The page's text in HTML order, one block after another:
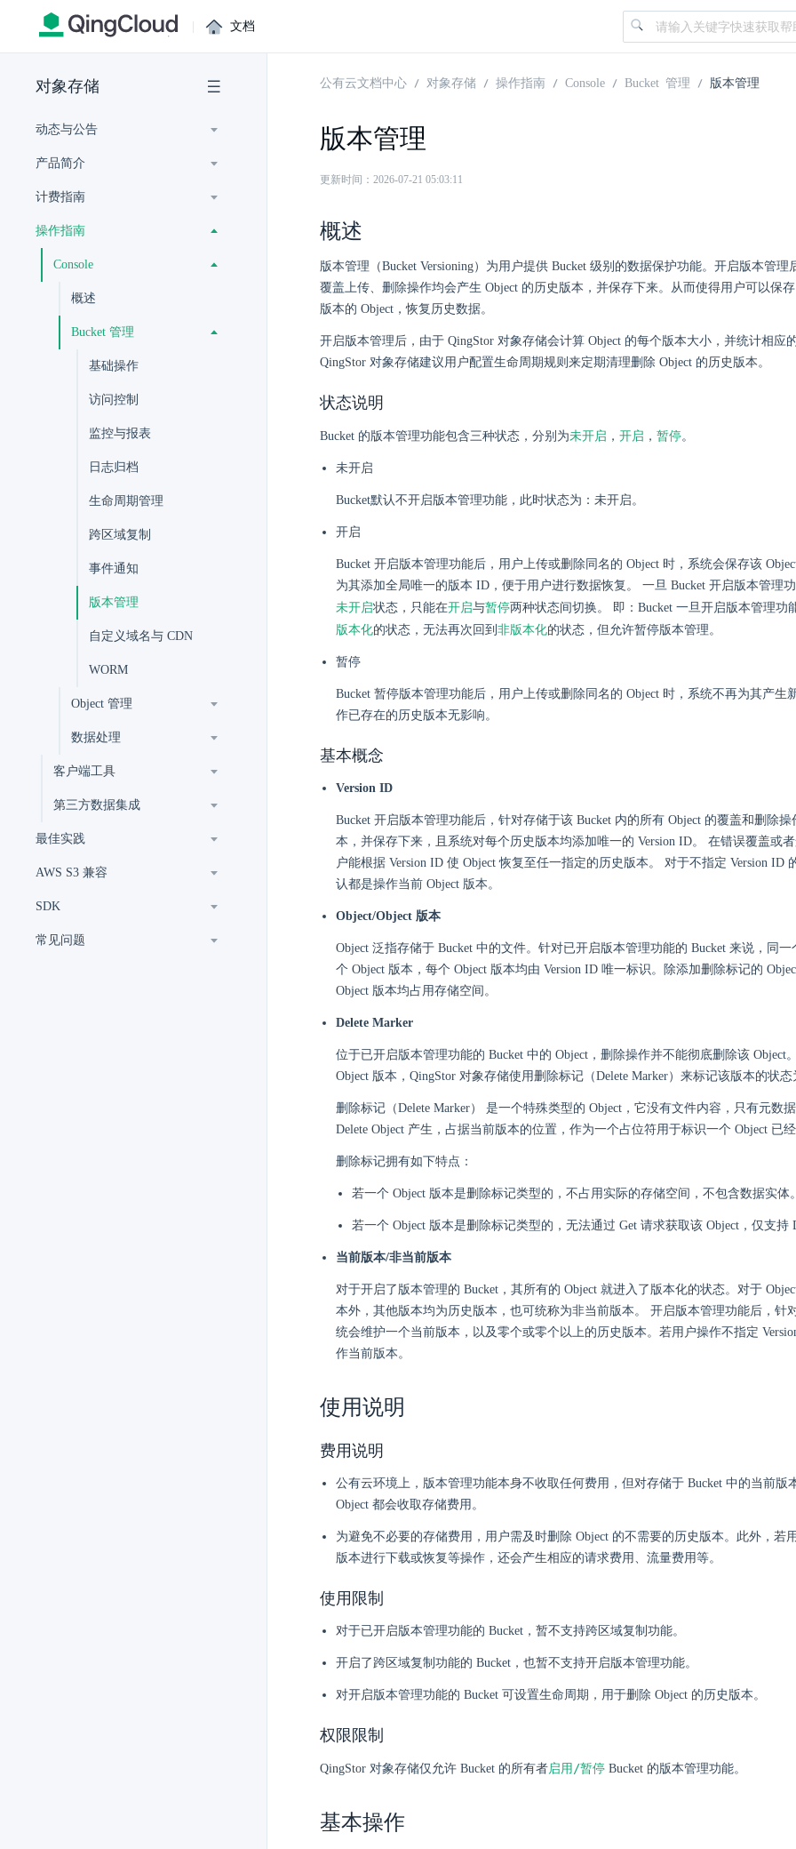
| 文档
对象存储
动态与公告
产品简介
计费指南
操作指南
Console
概述
Bucket 管理
基础操作
访问控制
监控与报表
日志归档
生命周期管理
跨区域复制
事件通知
版本管理
自定义域名与 CDN
WORM
Object 管理
数据处理
客户端工具
第三方数据集成
最佳实践
AWS S3 兼容
SDK
常见问题
公有云文档中心 对象存储 操作指南 Console Bucket 管理 版本管理
版本管理
更新时间：2026-07-21 05:03:11
概述
版本管理（Bucket Versioning）为用户提供 Bucket 级别的数据保护功能。开启版本管理
覆盖上传、删除操作均会产生 Object 的历史版本，并保存下来。从而使得用户可以保
版本的 Object，恢复历史数据。
开启版本管理后，由于 QingStor 对象存储会计算 Object 的每个版本大小，并统计相应
QingStor 对象存储建议用户配置生命周期规则来定期清理删除 Object 的历史版本。
状态说明
Bucket 的版本管理功能包含三种状态，分别为未开启 ， 开启 ， 暂停。
未开启
Bucket默认不开启版本管理功能，此时状态为：未开启。
开启
Bucket 开启版本管理功能后，用户上传或删除同名的 Object 时，系统会保存该
为其添加全局唯一的版本 ID，便于用户进行数据恢复。 一旦 Bucket 开启版本管理
未开启状态，只能在开启与暂停两种状态间切换。 即：Bucket 一旦开启版本管理功
版本化的状态，无法再次回到 非版本化的状态，但允许暂停版本管理。
暂停
Bucket 暂停版本管理功能后，用户上传或删除同名的 Object 时，系统不再为其产生
作已存在的历史版本无影响。
基本概念
Version ID
Bucket 开启版本管理功能后，针对存储于该 Bucket 内的所有 Object 的覆盖和删除
本，并保存下来，且系统对每个历史版本均添加唯一的 Version ID。 在错误覆盖或
户能根据 Version ID 使 Object 恢复至任一指定的历史版本。 对于不指定 Version ID
认都是操作当前 Object 版本。
Object/Object 版本
Object 泛指存储于 Bucket 中的文件。针对已开启版本管理功能的 Bucket 来说，同一
个 Object 版本，每个 Object 版本均由 Version ID 唯一标识。除添加删除标记的
Object 版本均占用存储空间。
Delete Marker
位于已开启版本管理功能的 Bucket 中的 Object，删除操作并不能彻底删除该 Object
Object 版本，QingStor 对象存储使用删除标记（Delete Marker）来标记该版本的状
删除标记（Delete Marker） 是一个特殊类型的 Object，它没有文件内容，只有元数
Delete Object 产生，占据当前版本的位置，作为一个占位符用于标识一个 Object 已
删除标记拥有如下特点：
若一个 Object 版本是删除标记类型的，不占用实际的存储空间，不包含数据实体
若一个 Object 版本是删除标记类型的，无法通过 Get 请求获取该 Object，仅支持
当前版本/非当前版本
对于开启了版本管理的 Bucket，其所有的 Object 就进入了版本化的状态。对于
本外，其他版本均为历史版本，也可统称为非当前版本。 开启版本管理功能后，针
统会维护一个当前版本，以及零个或零个以上的历史版本。若用户操作不指定
作当前版本。
使用说明
费用说明
公有云环境上，版本管理功能本身不收取任何费用，但对存储于 Bucket 中的当前版
Object 都会收取存储费用。
为避免不必要的存储费用，用户需及时删除 Object 的不需要的历史版本。此外，若
版本进行下载或恢复等操作，还会产生相应的请求费用、流量费用等。
使用限制
对于已开启版本管理功能的 Bucket，暂不支持跨区域复制功能。
开启了跨区域复制功能的 Bucket，也暂不支持开启版本管理功能。
对开启版本管理功能的 Bucket 可设置生命周期，用于删除 Object 的历史版本。
权限限制
QingStor 对象存储仅允许 Bucket 的所有者启用/暂停 Bucket 的版本管理功能。
基本操作